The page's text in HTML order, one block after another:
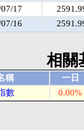
17
16
相關
稱
一日
數
0.00%